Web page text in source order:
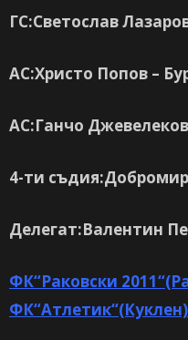
ГС:Светослав
АС:Христо Попов –
АС:Ганчо Джевелеков
4-ти
Делегат:Валентин
ФК“Раковски
ФК“Атлетик“(Куклен)